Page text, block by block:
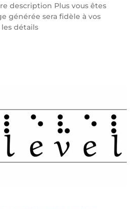
description Plus vous êtes
générée sera fidèle à vos
détails